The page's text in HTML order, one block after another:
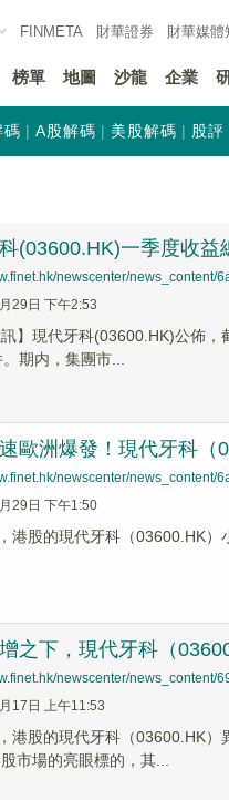
FINMETA 財華證券 財華媒體
榜單 地圖 沙龍 企業
碼 A股解碼 美股解碼 股評
(03600.HK)一季度收益
newscenter/news_content/
29日 下午2:53
訊】現代牙科(03600.HK)公佈
期内，集團市...
歐洲爆發！現代牙科（
newscenter/news_content/
29日 下午1:50
港股的現代牙科（03600.HK）
之下，現代牙科（
newscenter/news_content/
17日 上午11:53
港股的現代牙科（03600.HK
市場的亮眼標的，其...